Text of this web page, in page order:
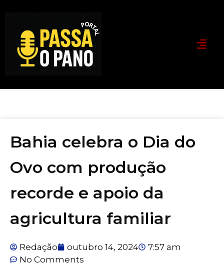
Bahia celebra o Dia do
Ovo com produção
recorde e apoio da
agricultura familiar
Redação outubro 14, 2024
7:57 am
No Comments